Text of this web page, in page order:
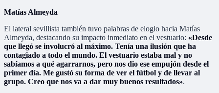
Matías Almeyda
El lateral sevillista también tuvo palabras de elogio hacia Matías
Almeyda, destacando su impacto inmediato en el vestuario: «Desde
que llegó se involucró al máximo. Tenía una ilusión que ha
contagiado a todo el mundo. El vestuario estaba mal y no
sabíamos a qué agarrarnos, pero nos dio ese empujón desde el
primer día. Me gustó su forma de ver el fútbol y de llevar al
grupo. Creo que nos va a dar muy buenos resultados».